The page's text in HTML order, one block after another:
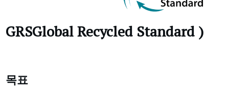
GRSGlobal Recycled Standard )
목표